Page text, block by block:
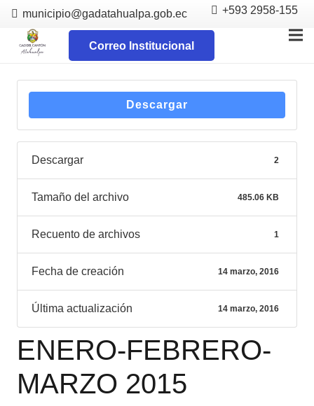
municipio@gadatahualpa.gob.ec +593 2958-155
Correo Institucional
Descargar
Descargar 2
Tamaño del archivo 485.06 KB
Recuento de archivos 1
Fecha de creación 14 marzo, 2016
Última actualización 14 marzo, 2016
ENERO-FEBRERO-
MARZO 2015